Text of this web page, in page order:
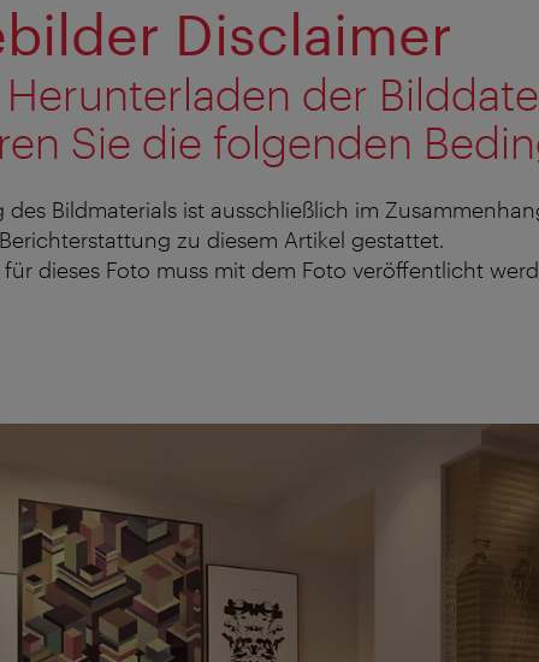
Disclaimer
der
Sie die folgenden
des Bildmaterials ist ausschließlich im
zu diesem Artikel gestattet.
dieses Foto muss mit dem Foto veröffentlicht